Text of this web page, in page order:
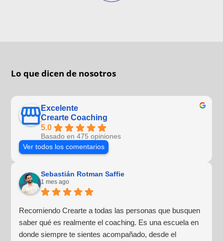
Lo que dicen de nosotros
Excelente
Crearte Coaching
5.0
Basado en 475 opiniones
Ver todos los comentarios
Sebastián Rotman Saffie
1 mes ago
Recomiendo Crearte a todas las personas que busquen
saber qué es realmente el coaching. Es una escuela en
donde siempre te sientes acompañado, desde el